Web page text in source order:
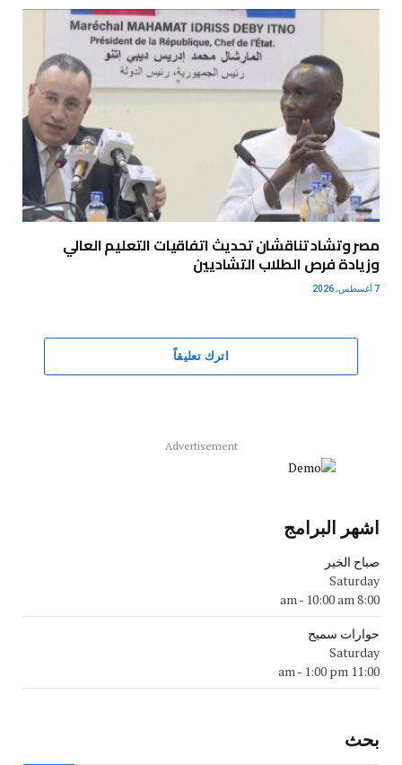
مصر وتشاد تناقشان تحديث اتفاقيات التعليم العالي
وزيادة فرص الطلاب التشاديين
7 أغسطس، 2026
اترك تعليقاً
Advertisement
اشهر البرامج
صباح الخير
Saturday
8:00 am
- 10:00 am
حوارات سميح
Saturday
11:00 am
- 1:00 pm
بحث